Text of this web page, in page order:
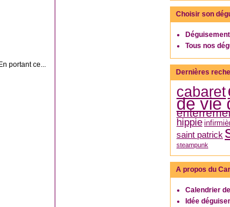
portant ce...
Choisir son
Tous nos
Dernières
cabaret
de vie
hippie
saint patrick
steampunk
A propos du
Calendrier
Idée